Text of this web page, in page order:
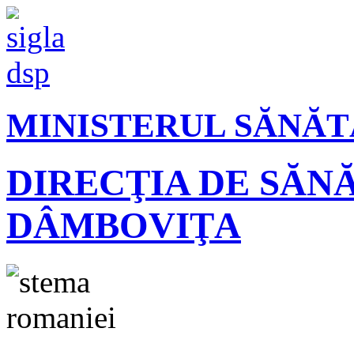
MINISTERUL
DIRECŢIA DE
DÂMBOVIŢA